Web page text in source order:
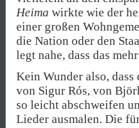
Heima wirkte wie der
einer großen
die Nation oder den
legt nahe, dass das
Kein Wunder also,
von Sigur Rós, von
so leicht abschweifen
Lieder ausmalen. Die